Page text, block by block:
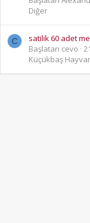
Diğer
C
satilik 60 adet
Başlatan cevo
Küçükbaş